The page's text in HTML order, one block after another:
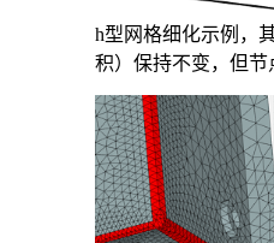
h型网格细化示例，
积）保持不变，但节